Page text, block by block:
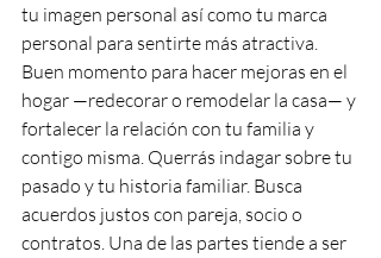
tu imagen personal así como tu marca
personal para sentirte más atractiva.
Buen momento para hacer mejoras en el
hogar —redecorar o remodelar la casa— y
fortalecer la relación con tu familia y
contigo misma. Querrás indagar sobre tu
pasado y tu historia familiar. Busca
acuerdos justos con pareja, socio o
contratos. Una de las partes tiende a ser